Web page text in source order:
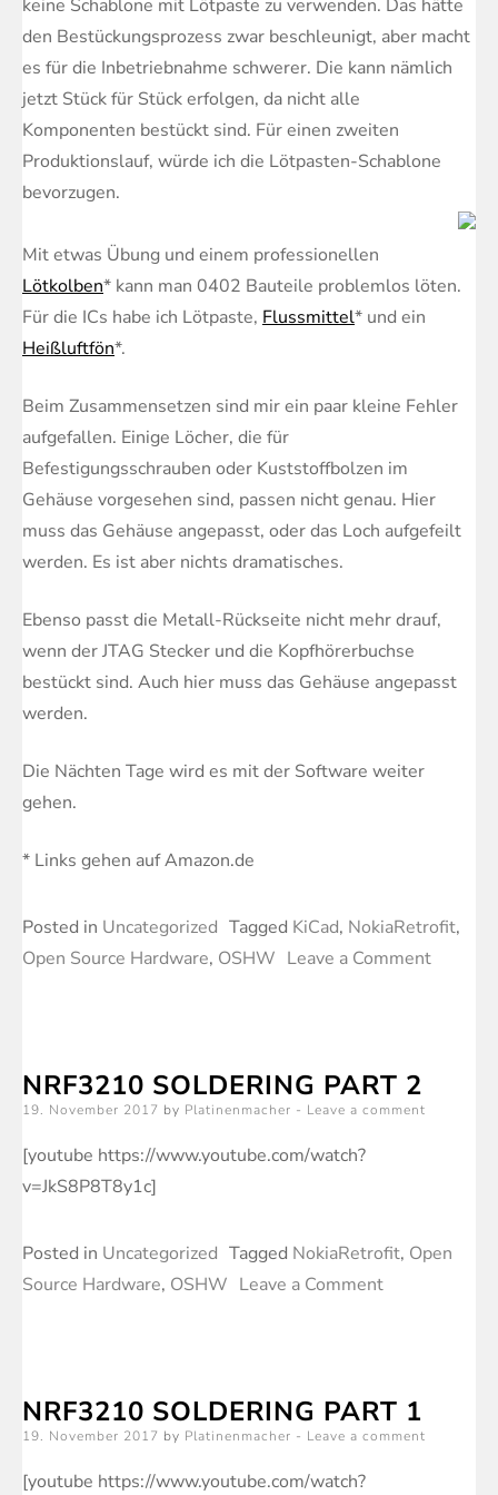
keine Schablone mit Lötpaste zu verwenden. Das hätte
den Bestückungsprozess zwar beschleunigt, aber macht
es für die Inbetriebnahme schwerer. Die kann nämlich
jetzt Stück für Stück erfolgen, da nicht alle
Komponenten bestückt sind. Für einen zweiten
Produktionslauf, würde ich die Lötpasten-Schablone
bevorzugen.
Mit etwas Übung und einem professionellen
Lötkolben* kann man 0402 Bauteile problemlos löten.
Für die ICs habe ich Lötpaste, Flussmittel* und ein
Heißluftfön*.
Beim Zusammensetzen sind mir ein paar kleine Fehler
aufgefallen. Einige Löcher, die für
Befestigungsschrauben oder Kuststoffbolzen im
Gehäuse vorgesehen sind, passen nicht genau. Hier
muss das Gehäuse angepasst, oder das Loch aufgefeilt
werden. Es ist aber nichts dramatisches.
Ebenso passt die Metall-Rückseite nicht mehr drauf,
wenn der JTAG Stecker und die Kopfhörerbuchse
bestückt sind. Auch hier muss das Gehäuse angepasst
werden.
Die Nächten Tage wird es mit der Software weiter
gehen.
* Links gehen auf Amazon.de
Posted in Uncategorized Tagged KiCad, NokiaRetrofit,
Open Source Hardware, OSHW Leave a Commenton
NRF3210 SOLDERING PART 2
Posted
19. November 2017 by Platinenmacher Leave a comment
[youtube https://www.youtube.com/watch?
v=JkS8P8T8y1c]
Posted in Uncategorized Tagged NokiaRetrofit, Open
Source Hardware, OSHW Leave a Commenton
2
NRF3210 SOLDERING PART 1
Posted
19. November 2017 by Platinenmacher Leave a comment
[youtube https://www.youtube.com/watch?